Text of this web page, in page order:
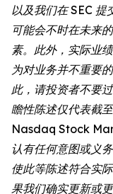
以及我们在 SEC
可能会不时在未来
素。此外，实际业
为对业务并不重要
此，请投资者不要
瞻性陈述仅代表截
Nasdaq Stock
认有任何意图或义
使此等陈述符合实
果我们确实更新或